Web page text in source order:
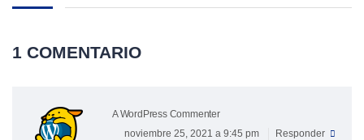
1 COMENTARIO
A WordPress Commenter
noviembre 25, 2021 a 9:45 pm
Responder